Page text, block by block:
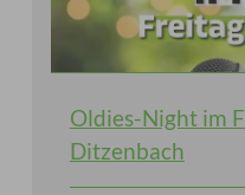
Oldies-Night im